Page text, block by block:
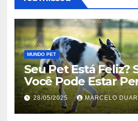
MUNDO PET
Seu Pet Está Feliz?
Você Pode Estar
28/05/2025 MARCELO